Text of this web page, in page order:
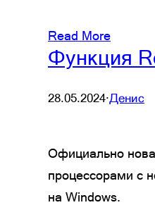
Read More
Функция
28.05.2024·Денис
Официально
процессорами с
на Windows.